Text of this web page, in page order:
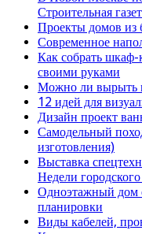
Строительная
Проекты домов из
Современное
Как собрать
своими руками
Можно ли вырыть
12 идей для
Дизайн проект
Самодельный
изготовления)
Выставка
Недели
Одноэтажный дом
планировки
Виды кабелей,